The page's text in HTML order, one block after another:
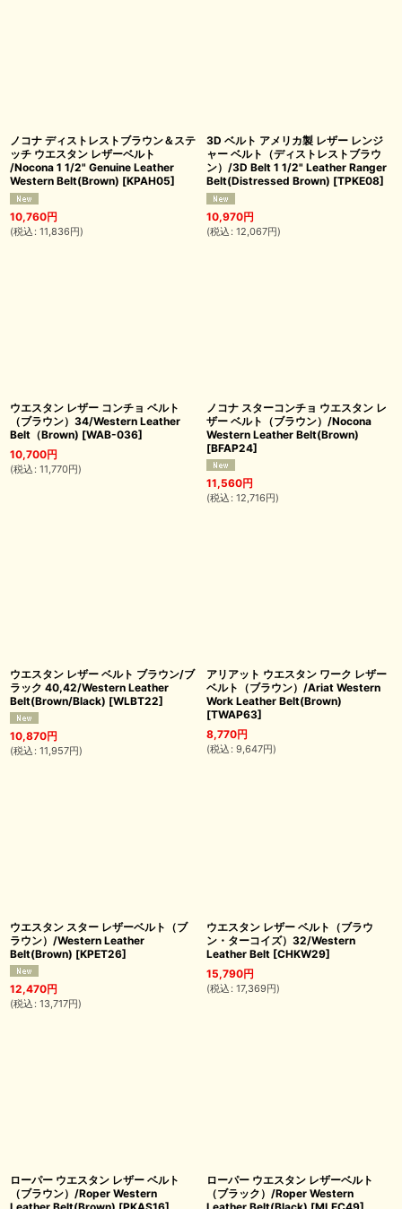
ノコナ ディストレストブラウン＆ステ
ッチ ウエスタン レザーベルト
/Nocona 1 1/2" Genuine Leather
Western Belt(Brown) [KPAH05]
10,760円
(税込 : 11,836円)
3D ベルト アメリカ製 レザー レンジ
ャー ベルト（ディストレストブラウ
ン）/3D Belt 1 1/2" Leather Ranger
Belt(Distressed Brown) [TPKE08]
10,970円
(税込 : 12,067円)
ウエスタン レザー コンチョ ベルト
（ブラウン）34/Western Leather
Belt（Brown) [WAB-036]
10,700円
(税込 : 11,770円)
ノコナ スターコンチョ ウエスタン レ
ザー ベルト（ブラウン）/Nocona
Western Leather Belt(Brown)
[BFAP24]
11,560円
(税込 : 12,716円)
ウエスタン レザー ベルト ブラウン/ブ
ラック 40,42/Western Leather
Belt(Brown/Black) [WLBT22]
10,870円
(税込 : 11,957円)
アリアット ウエスタン ワーク レザー
ベルト（ブラウン）/Ariat Western
Work Leather Belt(Brown)
[TWAP63]
8,770円
(税込 : 9,647円)
ウエスタン スター レザーベルト（ブ
ラウン）/Western Leather
Belt(Brown) [KPET26]
12,470円
(税込 : 13,717円)
ウエスタン レザー ベルト（ブラウ
ン・ターコイズ）32/Western
Leather Belt [CHKW29]
15,790円
(税込 : 17,369円)
ローパー ウエスタン レザー ベルト
（ブラウン）/Roper Western
ローパー ウエスタン レザーベルト
（ブラック）/Roper Western